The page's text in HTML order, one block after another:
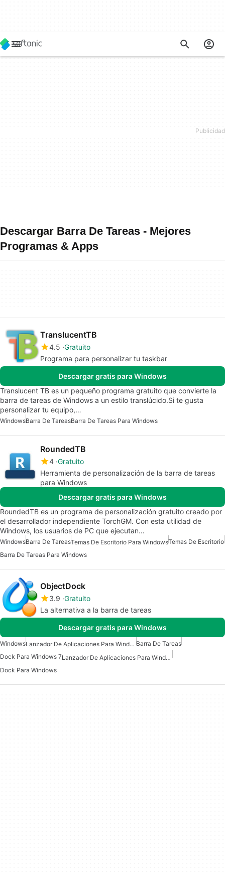
Descargar Barra De Tareas - Mejores
Programas & Apps
TranslucentTB
4.5 Gratuito
Programa para personalizar tu taskbar
Descargar gratis para Windows
Translucent TB es un pequeño programa gratuito que convierte la
barra de tareas de Windows a un estilo translúcido.Si te gusta
personalizar tu equipo,…
WindowsBarra De TareasBarra De Tareas Para Windows
RoundedTB
4 Gratuito
Herramienta de personalización de la barra de tareas
para Windows
Descargar gratis para Windows
RoundedTB es un programa de personalización gratuito creado por
el desarrollador independiente TorchGM. Con esta utilidad de
Windows, los usuarios de PC que ejecutan…
WindowsBarra De TareasTemas De Escritorio Para WindowsTemas De Escritorio
Barra De Tareas Para Windows
ObjectDock
3.9 Gratuito
La alternativa a la barra de tareas
Descargar gratis para Windows
Windows Lanzador De Aplicaciones Para Windows 7 Barra De Tareas
Dock Para Windows 7
Lanzador De Aplicaciones Para Windows
Dock Para Windows